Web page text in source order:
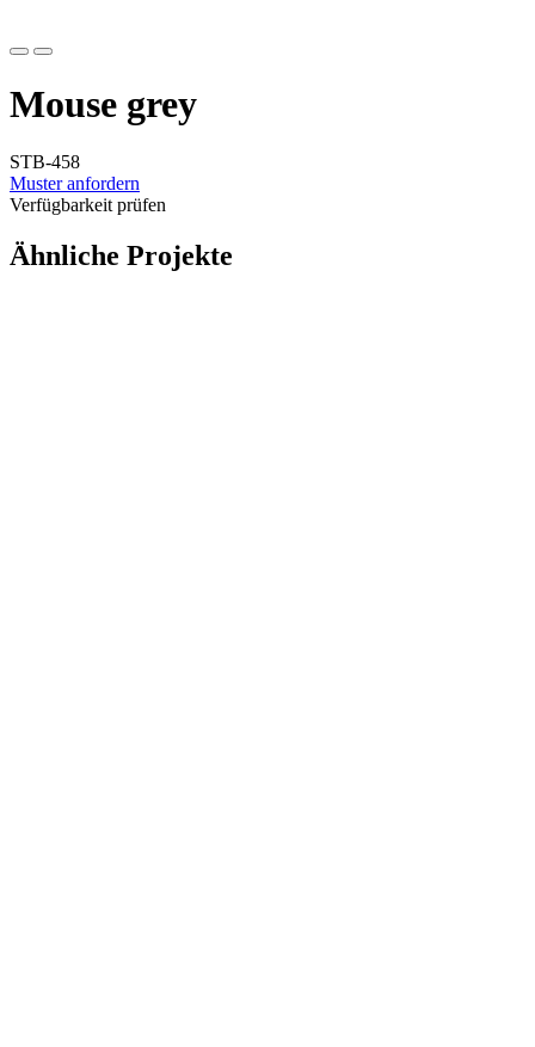
Mouse grey
STB-458
Muster anfordern
Verfügbarkeit prüfen
Ähnliche Projekte